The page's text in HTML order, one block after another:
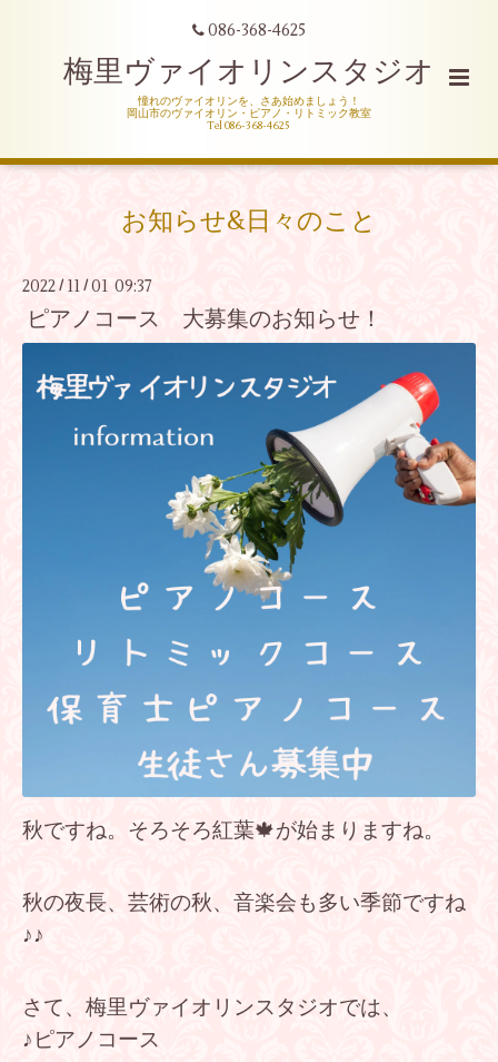
086-368-4625
梅里ヴァイオリンスタジオ
憧れのヴァイオリンを、さあ始めましょう！
岡山市のヴァイオリン・ピアノ・リトミック教室
Tel 086-368-4625
お知らせ&日々のこと
2022 / 11 /01 09:37
ピアノコース 大募集のお知らせ！
秋ですね。そろそろ紅葉🍁が始まりますね。
秋の夜長、芸術の秋、音楽会も多い季節ですね
♪♪
さて、梅里ヴァイオリンスタジオでは、
♪ピアノコース